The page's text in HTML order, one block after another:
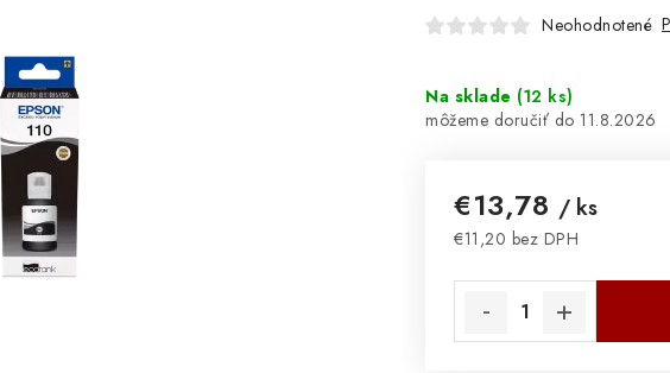
Neohodnotené
Na sklade (12 ks)
11.8.2026
€13,78 / ks
€11,20 bez DPH